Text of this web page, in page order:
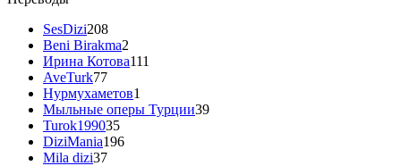
SesDizi208
Beni Birakma2
Ирина Котова111
AveTurk77
Нурмухаметов1
Мыльные оперы Турции39
Turok199035
DiziMania196
Mila dizi37